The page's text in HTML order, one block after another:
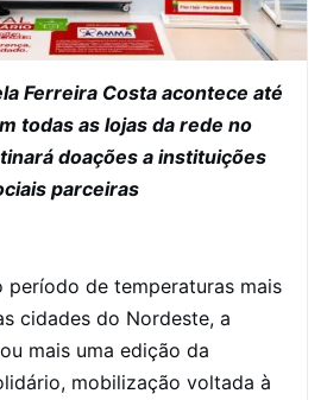
Ferreira Costa acontece até
todas as lojas da rede no
doações a instituições
parceiras
período de temperaturas mais
cidades do Nordeste, a
mais uma edição da
mobilização voltada à